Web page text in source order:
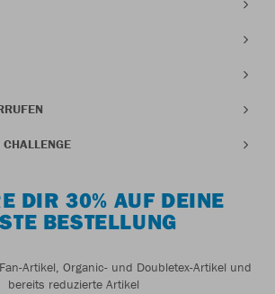
DIR 30% AUF DEINE
BESTELLUNG
Artikel, Organic- und Doubletex-Artikel und
bereits reduzierte Artikel